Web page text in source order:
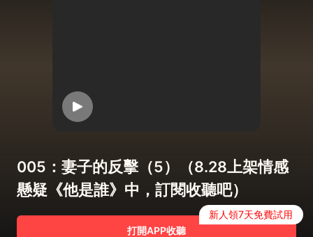
005：妻子的反擊（5）（8.28上架情感
懸疑《他是誰》中，訂閱收聽吧）
打開APP收聽
新人領7天免費試用